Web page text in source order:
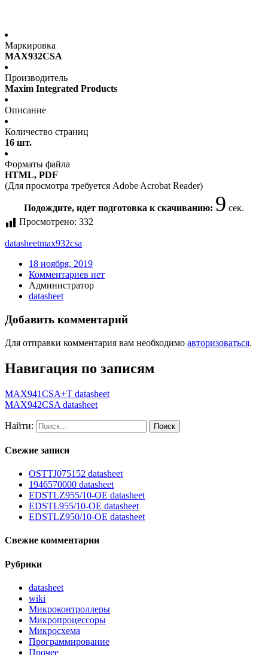
Маркировка
MAX932CSA
Производитель
Maxim Integrated Products
Описание
Количество страниц
16 шт.
Форматы файла
HTML, PDF
(Для просмотра требуется Adobe Acrobat Reader)
Подождите, идет подготовка к скачиванию: 9 сек.
Просмотрено: 332
datasheetmax932csa
18 ноября, 2019
Комментариев нет
Администратор
datasheet
Добавить комментарий
Для отправки комментария вам необходимо авторизоваться.
Навигация по записям
MAX941CSA+T datasheet
MAX942CSA datasheet
Найти:
Свежие записи
OSTTJ075152 datasheet
1946570000 datasheet
EDSTLZ955/10-OE datasheet
EDSTL955/10-OE datasheet
EDSTLZ950/10-OE datasheet
Свежие комментарии
Рубрики
datasheet
wiki
Микроконтроллеры
Микропроцессоры
Микросхема
Программирование
Прочее